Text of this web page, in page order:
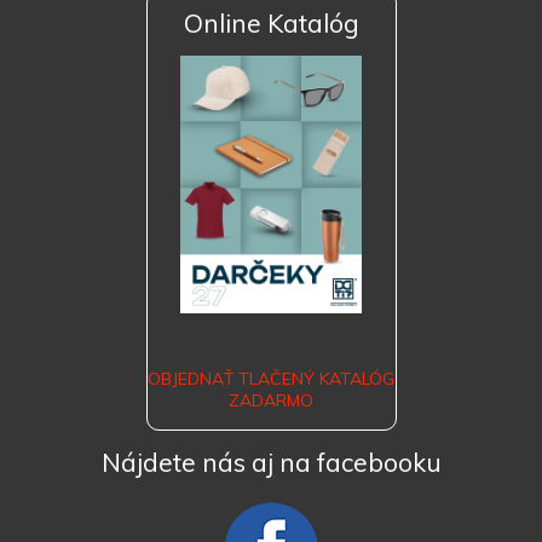
Online Katalóg
OBJEDNAŤ TLAČENÝ KATALÓG
ZADARMO
Nájdete nás aj na facebooku